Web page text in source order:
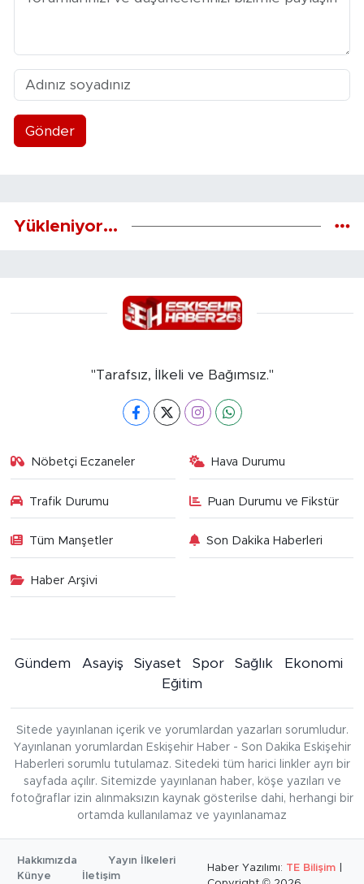
Gönder
Yükleniyor...
"Tarafsız, İlkeli ve Bağımsız."
Nöbetçi Eczaneler Hava Durumu
Trafik Durumu Puan Durumu ve Fikstür
Tüm Manşetler Son Dakika Haberleri
Haber Arşivi
Gündem Asayiş Siyaset Spor Sağlık
Ekonomi
Eğitim
Sitede yayınlanan içerik ve yorumlardan yazarları sorumludur.
Yayınlanan yorumlardan Eskişehir Haber - Son Dakika Eskişehir
Haberleri sorumlu tutulamaz. Sitedeki tüm harici linkler ayrı bir
sayfada açılır. Sitemizde yayınlanan haber, köşe yazıları ve
fotoğraflar izin alınmaksızın kaynak gösterilse dahi, herhangi bir
ortamda kullanılamaz ve yayınlanamaz
Hakkımızda
Yayın İlkeleri
Künye
İletişim
Haber Yazılımı: TE Bilişim